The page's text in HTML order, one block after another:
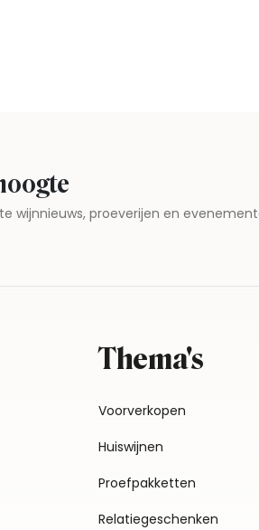
wijnnieuws, proeverijen en
Thema's
Voorverkopen
Huiswijnen
Proefpakketten
Relatiegeschenken